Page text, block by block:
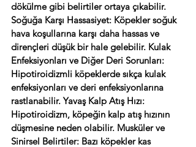
dökülme gibi belirtiler ortaya çıkabilir.
Soğuğa Karşı Hassasiyet: Köpekler soğuk
hava koşullarına karşı daha hassas ve
dirençleri düşük bir hale gelebilir. Kulak
Enfeksiyonları ve Diğer Deri Sorunları:
Hipotiroidizmli köpeklerde sıkça kulak
enfeksiyonları ve deri enfeksiyonlarına
rastlanabilir. Yavaş Kalp Atış Hızı:
Hipotiroidizm, köpeğin kalp atış hızının
düşmesine neden olabilir. Musküler ve
Sinirsel Belirtiler: Bazı köpekler kas